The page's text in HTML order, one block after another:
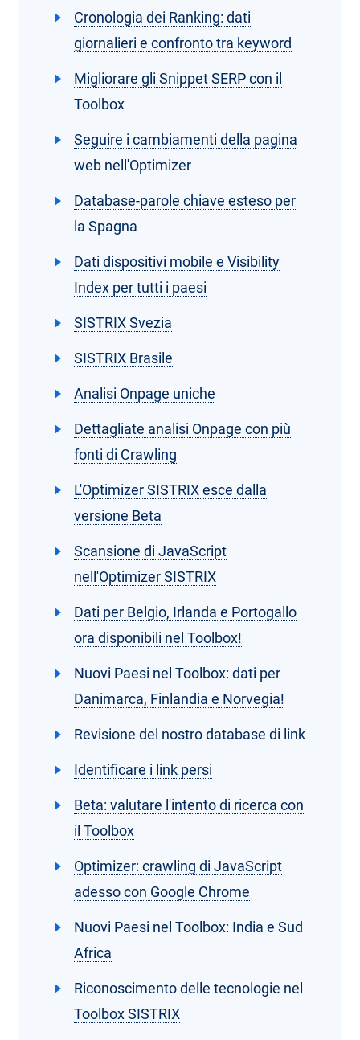
Cronologia dei Ranking: dati
giornalieri e confronto tra keyword
Migliorare gli Snippet SERP con il
Toolbox
Seguire i cambiamenti della pagina
web nell'Optimizer
Database-parole chiave esteso per
la Spagna
Dati dispositivi mobile e Visibility
Index per tutti i paesi
SISTRIX Svezia
SISTRIX Brasile
Analisi Onpage uniche
Dettagliate analisi Onpage con più
fonti di Crawling
L'Optimizer SISTRIX esce dalla
versione Beta
Scansione di JavaScript
nell'Optimizer SISTRIX
Dati per Belgio, Irlanda e Portogallo
ora disponibili nel Toolbox!
Nuovi Paesi nel Toolbox: dati per
Danimarca, Finlandia e Norvegia!
Revisione del nostro database di link
Identificare i link persi
Beta: valutare l'intento di ricerca con
il Toolbox
Optimizer: crawling di JavaScript
adesso con Google Chrome
Nuovi Paesi nel Toolbox: India e Sud
Africa
Riconoscimento delle tecnologie nel
Toolbox SISTRIX